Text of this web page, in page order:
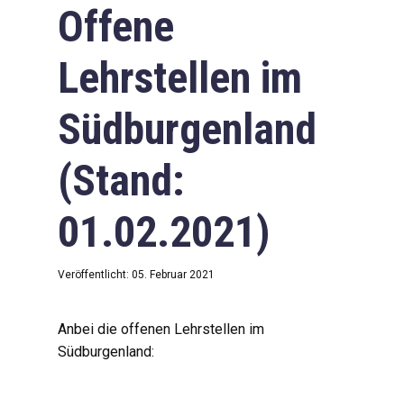
Offene
Lehrstellen im
Südburgenland
(Stand:
01.02.2021)
Veröffentlicht: 05. Februar 2021
Anbei die offenen Lehrstellen im
Südburgenland: